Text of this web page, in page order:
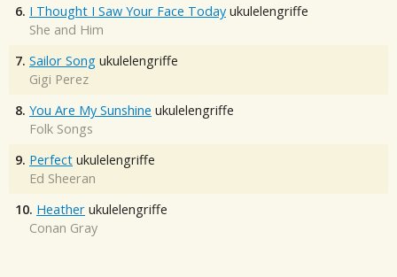
6. I Thought I Saw Your Face Today ukulelengriffe
She and Him
7. Sailor Song ukulelengriffe
Gigi Perez
8. You Are My Sunshine ukulelengriffe
Folk Songs
9. Perfect ukulelengriffe
Ed Sheeran
10. Heather ukulelengriffe
Conan Gray